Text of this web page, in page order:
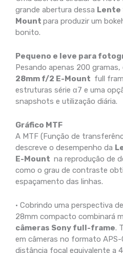
grande abertura dessa Lente
Mount para produzir um
bonito.
Pequeno e leve para
Pesando apenas 200 gramas,
28mm f/2 E-Mount full
estruturas série α7 e uma
snapshots e utilização diária.
Gráfico MTF
A MTF (Função de
descreve o desempenho da
E-Mount na reprodução de
como o grau de contraste
espaçamento das linhas.
• Cobrindo uma perspectiva
28mm compacto combinará
câmeras Sony full-frame.
em câmeras no formato
distância focal equivalente a